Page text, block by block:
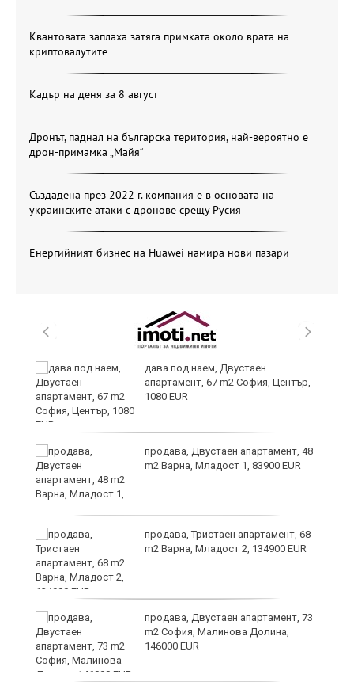
Квантовата заплаха затяга примката около врата на
криптовалутите
Кадър на деня за 8 август
Дронът, паднал на българска територия, най-вероятно е
дрон-примамка „Майя“
Създадена през 2022 г. компания е в основата на
украинските атаки с дронове срещу Русия
Енергийният бизнес на Huawei намира нови пазари
дава под наем, Двустаен
апартамент, 67 m2 София, Център,
1080 EUR
продава, Двустаен апартамент, 48
m2 Варна, Младост 1, 83900 EUR
продава, Тристаен апартамент, 68
m2 Варна, Младост 2, 134900 EUR
продава, Двустаен апартамент, 73
m2 София, Малинова Долина,
146000 EUR